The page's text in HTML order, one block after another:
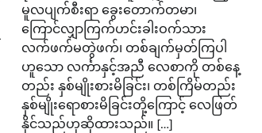
မူလပျက်စီးရာ ခွေးတောက်တမာ၊
ကြောင်လျှာကြက်ဟင်းခါးဝက်သား
လက်ဖက်မတွဲဖက်၊ တစ်ချက်မှတ်ကြပါ
ဟူသော လင်္ကာနှင့်အညီ လေစာကို တစ်နေ့
တည်း နှစ်မျိုးစားမိခြင်း၊ တစ်ကြိမ်တည်း
နှစ်မျိုးရောစားမိခြင်းတို့ကြောင့် လေဖြတ်
နိုင်သည်ဟုဆိုထားသည်။ […]